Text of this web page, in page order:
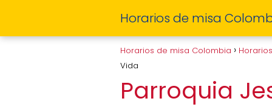
Horarios de misa
Horarios de misa Colombia
Vida
Parroquia